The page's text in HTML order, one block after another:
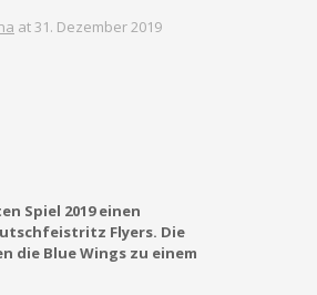
at31. Dezember 2019
Spiel 2019 einen
Flyers. Die
die Blue Wings zu einem